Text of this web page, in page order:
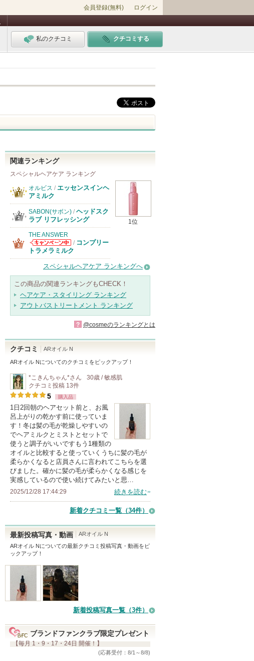
会員登録(無料) ログイン
私のクチコミ クチコミする
関連ランキング
スペシャルヘアケア ランキング
1位
オルビス / エッセンスインヘ
アミルク
SABON(サボン) / ヘッドスク
ラブ リフレッシング
THE ANSWER
THE ANSWER
からのお知らせ
があります
/ コンプリー
トラメラミルク
スペシャルヘアケア ランキングへ
この商品の関連ランキングもCHECK！
ヘアケア・スタイリング ランキング
アウトバストリートメント ランキング
? @cosmeのランキングとは
クチコミ ARオイル N
ARオイル Nについてのクチコミをピックアップ！
*こきんちゃん*さん
30歳 / 敏感肌
クチコミ投稿 13件
5 購入品
1日2回朝のヘアセット前と、お風
呂上がりの乾かす前に使っていま
す！冬は髪の毛が乾燥しやすいの
でヘアミルクとミストとセットで
使うと調子がいいですもう1種類の
オイルと比較すると使っていくうちに髪の毛が
柔らかくなると店員さんに言われてこちらを選
びました。確かに髪の毛が柔らかくなる感じを
実感しているので使い続けてみたいと思…
2025/12/28 17:44:29 続きを読む
新着クチコミ一覧 （34件）
最新投稿写真・動画
ARオイル N
ARオイル Nについての最新クチコミ投稿写真・動画をピ
ックアップ！
新着投稿写真一覧（3件）
ブランドファンクラブ限定プレゼント
【毎月 1・9・17・24日 開催！】
(応募受付：8/1～8/8)